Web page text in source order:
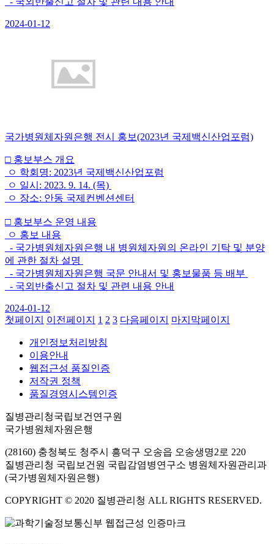
2024-01-12
국가병원체자원은행 전시 홍보(2023년 국제백신산업포럼)
□ 홍보부스 개요
ㅇ 학회명: 2023년 국제백신산업포럼
ㅇ 일시: 2023. 9. 14. (목)
ㅇ 장소: 안동 국제컨벤션센터
□ 홍보부스 운영 내용
ㅇ 홍보 내용
- 국가병원체자원은행 내 병원체자원의 온라인 기탁 및 분양
에 관한 절차 설명
- 국가병원체자원은행 국문 안내서 및 홍보물품 등 배부
- 국외반출신고 절차 및 관련 내용 안내
2024-01-12
첫페이지
이전페이지 1 2 3 다음페이지 마지막페이지
개인정보처리방침
이용안내
웹접근성 품질인증
저작권 정책
품질경영시스템인증
질병관리청국립보건연구원
국가병원체자원은행
(28160) 충청북도 청주시 흥덕구 오송읍 오송생명2로 220
질병관리청 국립보건원 국립감염병연구소 병원체자원관리과
(국가병원체자원은행)
COPYRIGHT © 2020 질병관리청 ALL RIGHTS RESERVED.